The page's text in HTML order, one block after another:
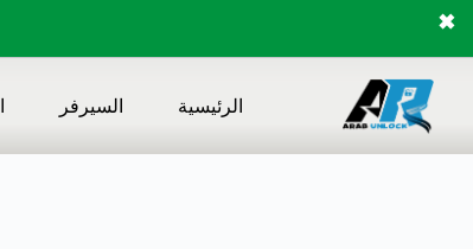
✖
المحتوى
الرئيسية السيرفر